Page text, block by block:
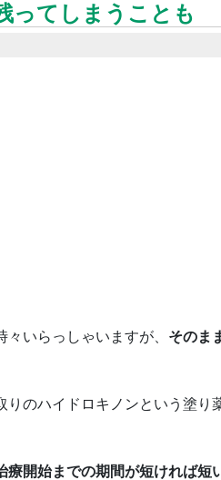
ってしまうことも
いらっしゃいますが、 そのま
のハイドロキノンという塗り
開始までの期間が短ければ短